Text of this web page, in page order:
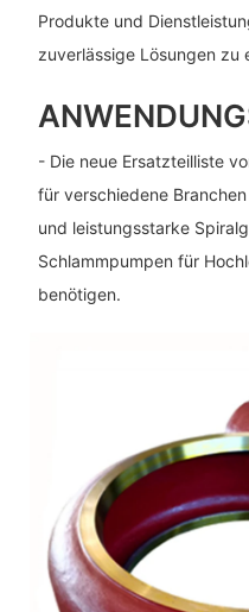
Produkte und
zuverlässige Lösungen zu
- Die neue Ersatzteilliste
für verschiedene
und leistungsstarke
Schlammpumpen für
benötigen.